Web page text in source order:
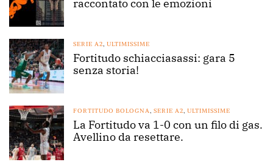
raccontato con le emozioni
SERIE A2, ULTIMISSIME
Fortitudo schiacciasassi: gara 5
senza storia!
FORTITUDO BOLOGNA, SERIE A2, ULTIMISSIME
La Fortitudo va 1-0 con un filo di gas.
Avellino da resettare.